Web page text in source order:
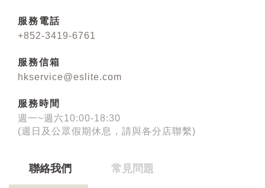
服務電話
+852-3419-6761
服務信箱
hkservice@eslite.com
服務時間
週一~週六10:00-18:30
(週日及公眾假期休息，請與各分店聯繫)
聯絡我們 常見問題